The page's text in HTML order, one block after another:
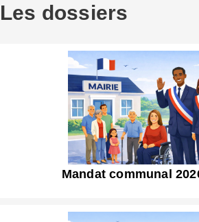
Les dossiers
Mandat communal